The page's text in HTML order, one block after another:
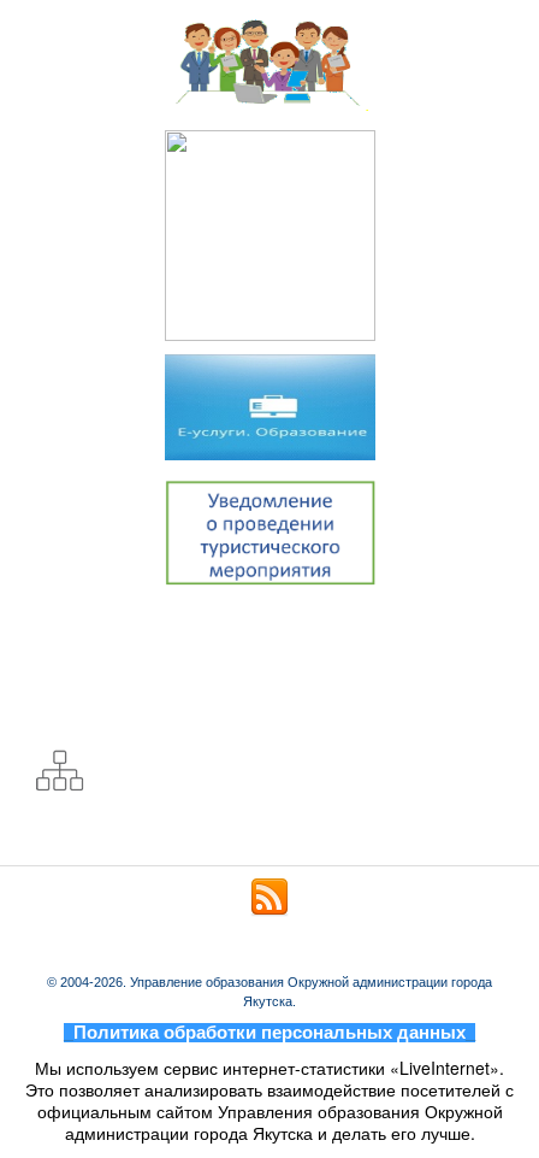
© 2004-2026. Управление образования Окружной администрации города
Якутска.
Политика обработки персональных данных
Мы используем сервис интернет-статистики «LiveInternet».
Это позволяет анализировать взаимодействие посетителей с
официальным сайтом Управления образования Окружной
администрации города Якутска и делать его лучше.